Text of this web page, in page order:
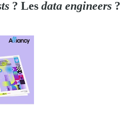
? Les data engineers ?